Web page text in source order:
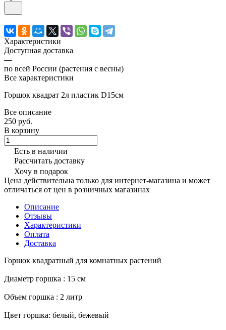
Характеристики
Доступная доставка
—
по всей России (растения с весны)
Все характеристики
Горшок квадрат 2л пластик D15см
Все описание
250 руб.
В корзину
Есть в наличии
Рассчитать доставку
Хочу в подарок
Цена действительна только для интернет-магазина и может
отличаться от цен в розничных магазинах
Описание
Отзывы
Характеристики
Оплата
Доставка
Горшок квадратный для комнатных растений
Диаметр горшка : 15 см
Объем горшка : 2 литр
Цвет горшка: белый, бежевый